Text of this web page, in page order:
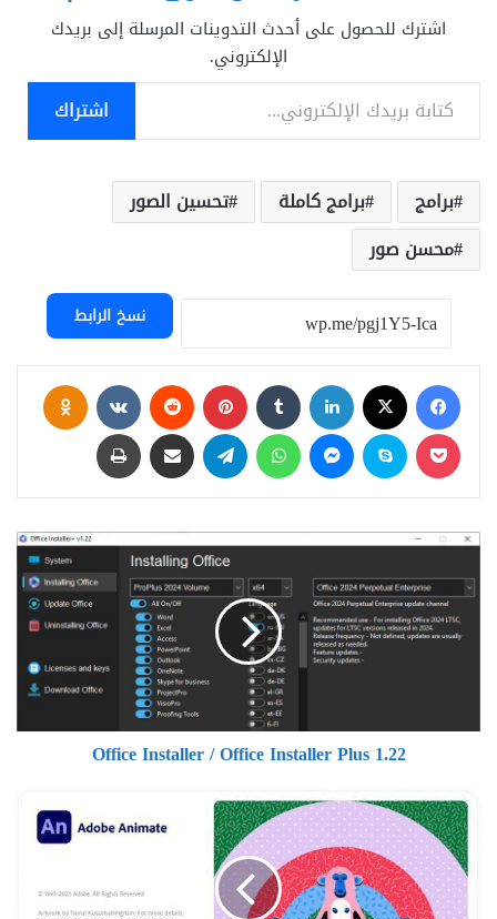
اشترك للحصول على أحدث التدوينات المرسلة إلى بريدك
الإلكتروني.
كتابة بريدك الإلكتروني...
اشتراك
برامج برامج كاملة
تحسين الصور
محسن صور
نسخ الرابط
فيسبوك لينكدإن بينتيريست
‫Pocket
سكايب ماسنجر واتساب تيلقرام مشاركة عبر البريد طباعة
Office
Office
Installer
Office Installer / Office Installer Plus 1.22
Adobe
Animate
2024
v24.0.7